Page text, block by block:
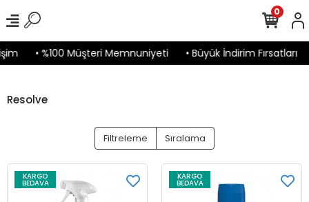
• %100 Müşteri Memnuniyeti • Büyük İndirim Fırsatları
0
Resolve
Filtreleme Sıralama
KARGO
BEDAVA
KARGO
BEDAVA